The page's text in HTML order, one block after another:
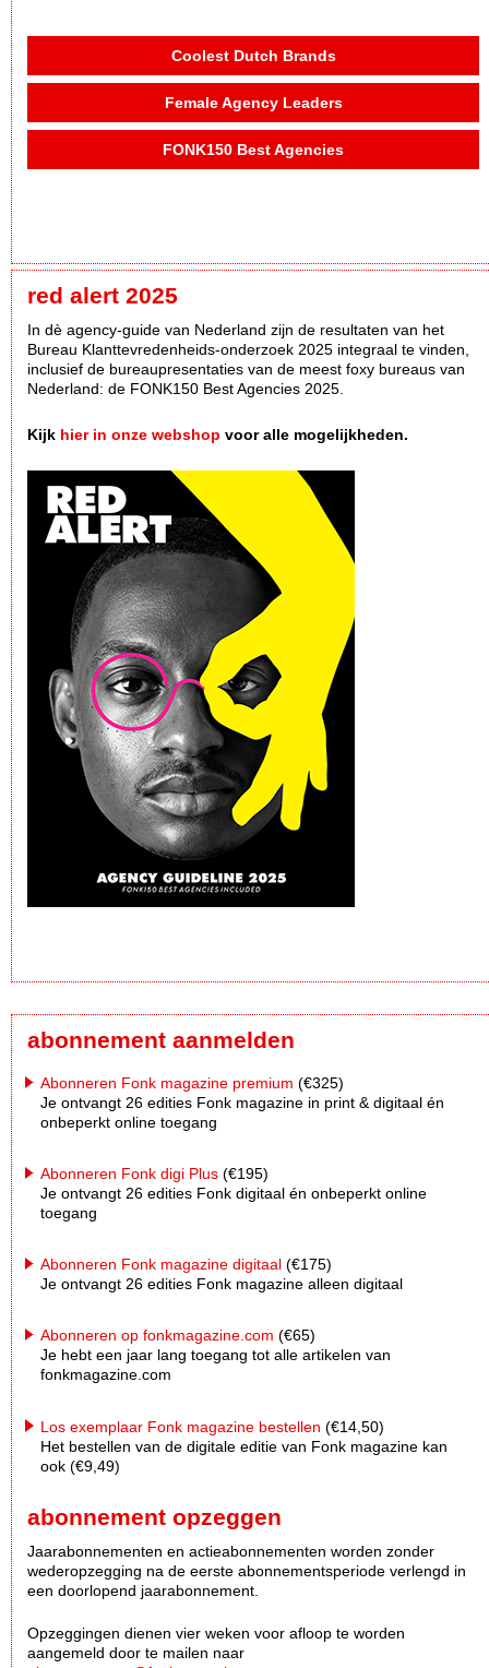
Coolest Dutch Brands
Female Agency Leaders
FONK150 Best Agencies
red alert 2025
In dè agency-guide van Nederland zijn de resultaten van het
Bureau Klanttevredenheids-onderzoek 2025 integraal te vinden,
inclusief de bureaupresentaties van de meest foxy bureaus van
Nederland: de FONK150 Best Agencies 2025.
Kijk hier in onze webshop voor alle mogelijkheden.
abonnement aanmelden
Abonneren Fonk magazine premium (€325)
Je ontvangt 26 edities Fonk magazine in print & digitaal én
onbeperkt online toegang
Abonneren Fonk digi Plus (€195)
Je ontvangt 26 edities Fonk digitaal én onbeperkt online
toegang
Abonneren Fonk magazine digitaal (€175)
Je ontvangt 26 edities Fonk magazine alleen digitaal
Abonneren op fonkmagazine.com (€65)
Je hebt een jaar lang toegang tot alle artikelen van
fonkmagazine.com
Los exemplaar Fonk magazine bestellen (€14,50)
Het bestellen van de digitale editie van Fonk magazine kan
ook (€9,49)
abonnement opzeggen
Jaarabonnementen en actieabonnementen worden zonder
wederopzegging na de eerste abonnementsperiode verlengd in
een doorlopend jaarabonnement.
Opzeggingen dienen vier weken voor afloop te worden
aangemeld door te mailen naar